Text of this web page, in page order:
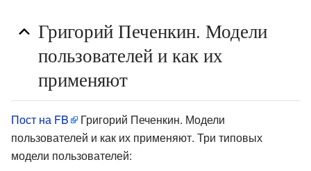
Григорий Печенкин. Модели
пользователей и как их
применяют
Пост на FB
Григорий Печенкин. Модели
пользователей и как их применяют. Три типовых
модели пользователей: